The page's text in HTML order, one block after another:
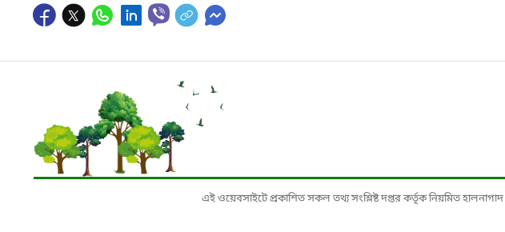
এই ওয়েবসাইটে প্রকাশিত সকল তথ্য সংশ্লিষ্ট দপ্তর কর্তৃক নিয়মিত হালনাগাদ